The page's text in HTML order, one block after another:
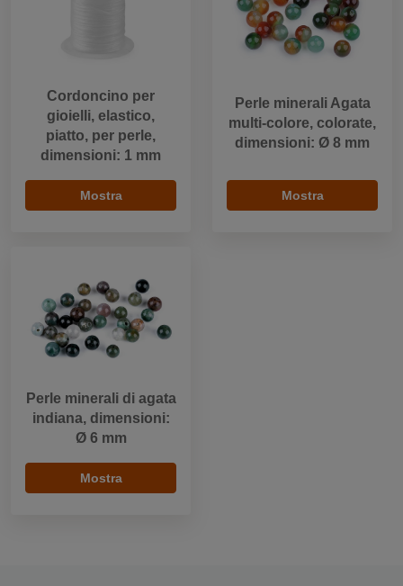
Cordoncino per
gioielli, elastico,
piatto, per perle,
dimensioni: 1 mm
Mostra
Perle minerali Agata
multi-colore, colorate,
dimensioni: Ø 8 mm
Mostra
Perle minerali di agata
indiana, dimensioni:
Ø 6 mm
Mostra